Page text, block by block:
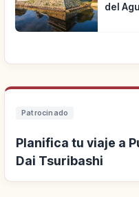
del
Patrocinado
Planifica tu viaje a
Dai Tsuribashi